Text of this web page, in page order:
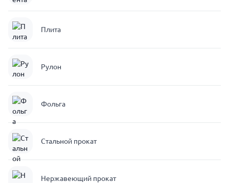
Плита
Рулон
Фольга
Стальной прокат
Нержавеющий прокат